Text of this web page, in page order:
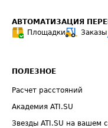
АВТОМАТИЗАЦИЯ
Площадки
Заказы
ПОЛЕЗНОЕ
Расчет расстояний
Академия ATI.SU
Звезды ATI.SU на вашем